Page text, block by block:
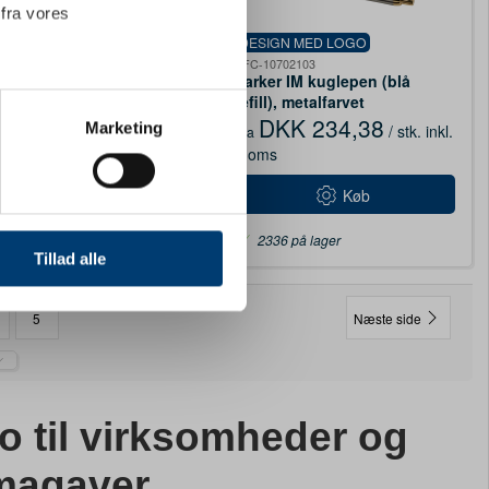
vores
og til at analysere
for sociale medier,
oplysninger, du har givet
Marketing
Tillad alle
DKK 365,63 / stk. inkl.
DESIGN MED LOGO
PFC-10702103
Parker IM kuglepen (blå
refill), metalfarvet
Fra DKK 234,38 / stk. inkl.
moms
Køb
2336 på lager
5 Næste side
til virksomheder og